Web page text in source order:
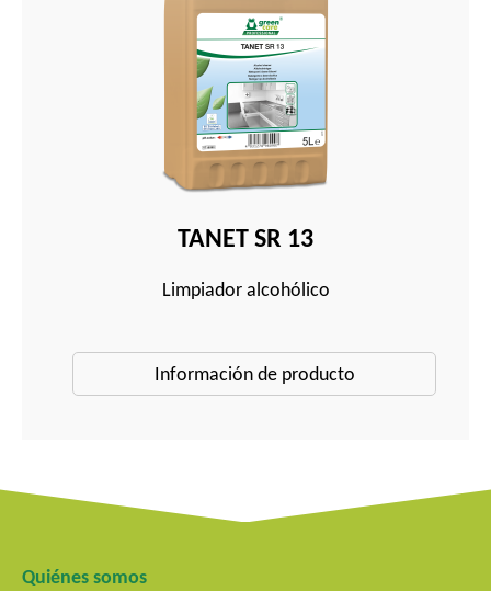
TANET SR 13
Limpiador alcohólico
Información de producto
Quiénes somos